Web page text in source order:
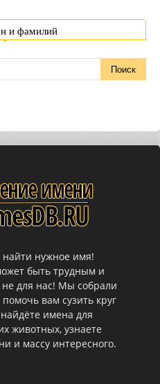
и фамилий
нужное имя!
быть трудным и
для нас! Мы собрали
вам сузить круг
имена для
животных, узнаете
и массу интересного.